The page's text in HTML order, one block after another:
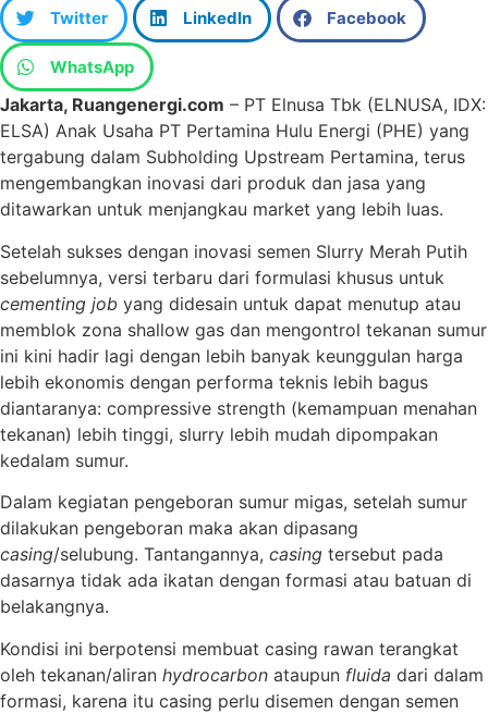
Twitter LinkedIn Facebook
WhatsApp
Jakarta, Ruangenergi.com – PT Elnusa Tbk (ELNUSA, IDX:
ELSA) Anak Usaha PT Pertamina Hulu Energi (PHE) yang
tergabung dalam Subholding Upstream Pertamina, terus
mengembangkan inovasi dari produk dan jasa yang
ditawarkan untuk menjangkau market yang lebih luas.
Setelah sukses dengan inovasi semen Slurry Merah Putih
sebelumnya, versi terbaru dari formulasi khusus untuk
cementing job yang didesain untuk dapat menutup atau
memblok zona shallow gas dan mengontrol tekanan sumur
ini kini hadir lagi dengan lebih banyak keunggulan harga
lebih ekonomis dengan performa teknis lebih bagus
diantaranya: compressive strength (kemampuan menahan
tekanan) lebih tinggi, slurry lebih mudah dipompakan
kedalam sumur.
Dalam kegiatan pengeboran sumur migas, setelah sumur
dilakukan pengeboran maka akan dipasang
casing/selubung. Tantangannya, casing tersebut pada
dasarnya tidak ada ikatan dengan formasi atau batuan di
belakangnya.
Kondisi ini berpotensi membuat casing rawan terangkat
oleh tekanan/aliran hydrocarbon ataupun fluida dari dalam
formasi, karena itu casing perlu disemen dengan semen